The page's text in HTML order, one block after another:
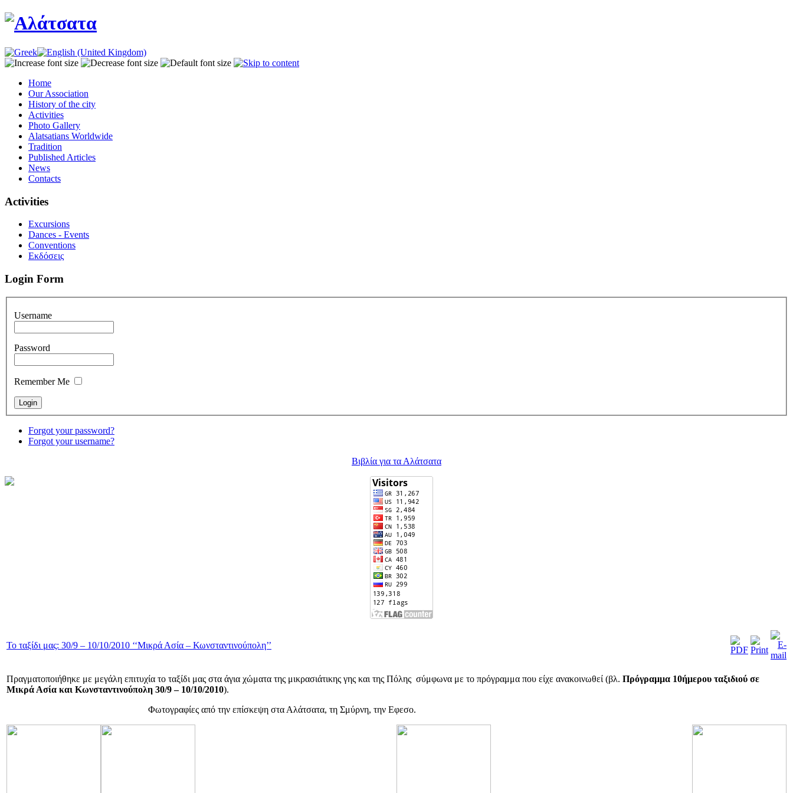
Home
Our Association
History of the city
Activities
Photo Gallery
Alatsatians Worldwide
Tradition
Published Articles
News
Contacts
Activities
Excursions
Dances - Events
Conventions
Εκδόσεις
Login Form
Username
Password
Remember Me
Forgot your password?
Forgot your username?
Βιβλία για τα Αλάτσατα
Το ταξίδι μας: 30/9 – 10/10/2010 ‘‘Μικρά Ασία – Κωνσταντινούπολη’’
Πραγματοποιήθηκε με μεγάλη επιτυχία το ταξίδι μας στα άγια χώματα της μικρασιάτικης γης και της Πόλης σύμφωνα με το πρόγραμμα που είχε ανακοινωθεί (βλ. Πρόγραμμα 10ήμερου ταξιδιού σε
Μικρά Ασία και Κωνσταντινούπολη 30/9 – 10/10/2010).
Φωτογραφίες από την επίσκεψη στα Αλάτσατα, τη Σμύρνη, την Εφεσο.